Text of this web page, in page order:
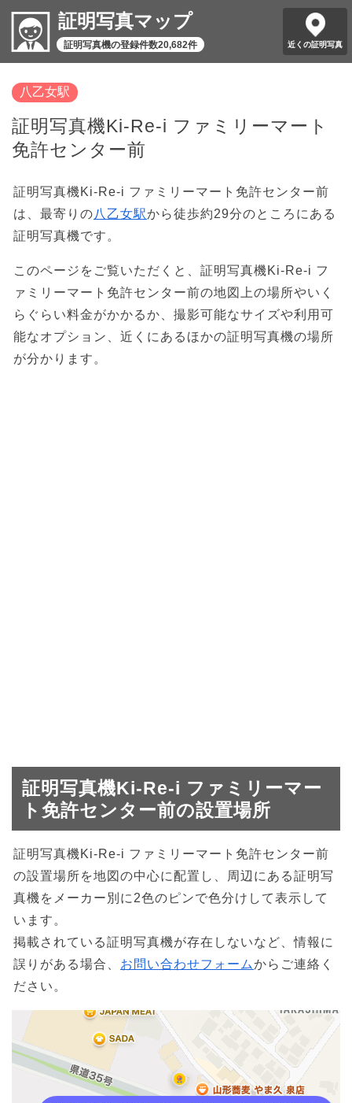
証明写真マップ
証明写真機の登録件数20,682件 近くの証明写真
八乙女駅
証明写真機Ki-Re-i ファミリーマート
免許センター前
証明写真機Ki-Re-i ファミリーマート免許センター前
は、最寄りの八乙女駅から徒歩約29分のところにある
証明写真機です。
このページをご覧いただくと、証明写真機Ki-Re-i フ
ァミリーマート免許センター前の地図上の場所やいく
らぐらい料金がかかるか、撮影可能なサイズや利用可
能なオプション、近くにあるほかの証明写真機の場所
が分かります。
証明写真機Ki-Re-i ファミリーマー
ト免許センター前の設置場所
証明写真機Ki-Re-i ファミリーマート免許センター前
の設置場所を地図の中心に配置し、周辺にある証明写
真機をメーカー別に2色のピンで色分けして表示して
います。
掲載されている証明写真機が存在しないなど、情報に
誤りがある場合、 お問い合わせフォームからご連絡く
ださい。